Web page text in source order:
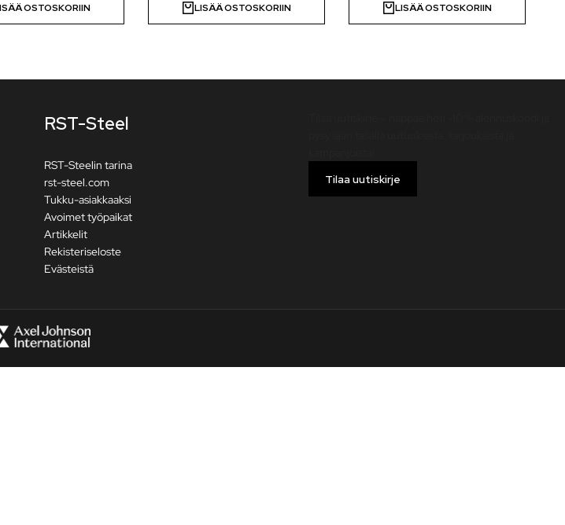
OSTOSKORIIN LISÄÄ OSTOSKORIIN LISÄÄ OSTOSKORIIN
RST-Steel
RST-Steelin tarina
rst-steel.com
Tukku-asiakkaaksi
Avoimet työpaikat
Artikkelit
Rekisteriseloste
Evästeistä
Tilaa uutiskirje